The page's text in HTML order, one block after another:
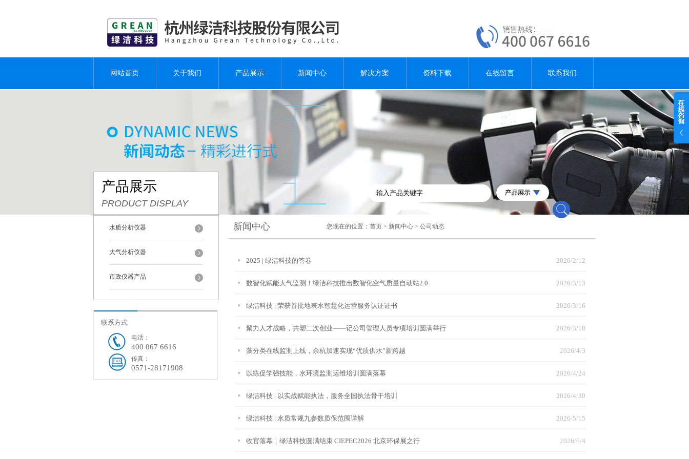
网站首页 关于我们 产品展示 新闻中心 解决方案 资料下载 在线留言 联系我们
产品展示
PRODUCT DISPLAY
水质分析仪器
大气分析仪器
市政仪器产品
联系方式
电话：
400 067 6616
传真：
0571-28171908
新闻中心 您现在的位置： 首页 > 新闻中心 > 公司动态
2025 | 绿洁科技的答卷 2026/2/12
数智化赋能大气监测！绿洁科技推出数智化空气质量自动站2.0 2026/3/13
绿洁科技 | 荣获首批地表水智慧化运营服务认证证书 2026/3/16
聚力人才战略，共塑二次创业——记公司管理人员专项培训圆满举行 2026/3/18
藻分类在线监测上线，余杭加速实现“优质供水”新跨越 2026/4/3
以练促学强技能，水环境监测运维培训圆满落幕 2026/4/24
绿洁科技 | 以实战赋能执法，服务全国执法骨干培训 2026/4/30
绿洁科技 | 水质常规九参数质保范围详解 2026/5/15
收官落幕｜绿洁科技圆满结束 CIEPEC2026 北京环保展之行 2026/6/4